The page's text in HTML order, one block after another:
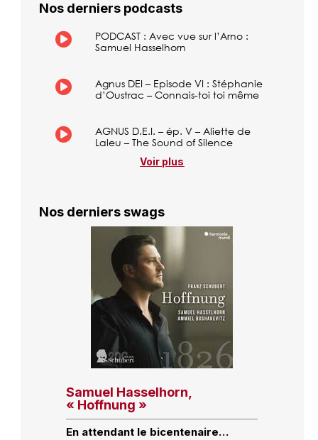
Nos derniers podcasts
PODCAST : Avec vue sur l’Arno :
Samuel Hasselhorn
Agnus DEI – Episode VI : Stéphanie
d’Oustrac – Connais-toi toi même
AGNUS D.E.I. – ép. V – Aliette de
Laleu – The Sound of Silence
Voir plus
Nos derniers swags
Samuel Hasselhorn,
« Hoffnung »
En attendant le bicentenaire…